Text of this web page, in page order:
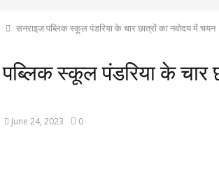
सनराइज पब्लिक स्कूल पंडरिया के चार छात्रों का नवोदय में चयन
स्कूल पंडरिया के चार
June 24, 2023 0